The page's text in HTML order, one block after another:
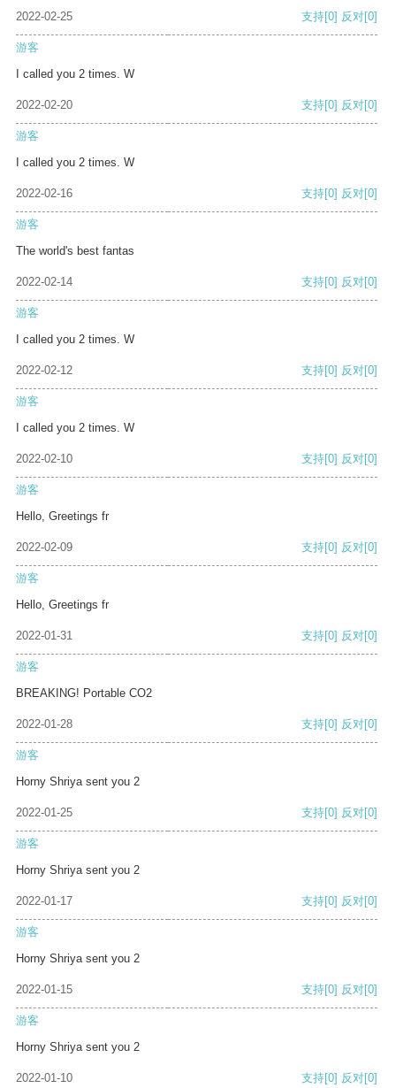
2022-02-25 支持[0] 反对[0]
游客
I called you 2 times. W
2022-02-20 支持[0] 反对[0]
游客
I called you 2 times. W
2022-02-16 支持[0] 反对[0]
游客
The world's best fantas
2022-02-14 支持[0] 反对[0]
游客
I called you 2 times. W
2022-02-12 支持[0] 反对[0]
游客
I called you 2 times. W
2022-02-10 支持[0] 反对[0]
游客
Hello, Greetings fr
2022-02-09 支持[0] 反对[0]
游客
Hello, Greetings fr
2022-01-31 支持[0] 反对[0]
游客
BREAKING! Portable CO2
2022-01-28 支持[0] 反对[0]
游客
Horny Shriya sent you 2
2022-01-25 支持[0] 反对[0]
游客
Horny Shriya sent you 2
2022-01-17 支持[0] 反对[0]
游客
Horny Shriya sent you 2
2022-01-15 支持[0] 反对[0]
游客
Horny Shriya sent you 2
2022-01-10 支持[0] 反对[0]